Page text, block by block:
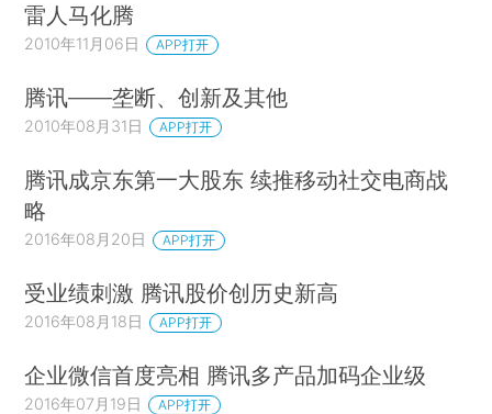
雷人马化腾
2010年11月06日 APP打开
腾讯——垄断、创新及其他
2010年08月31日 APP打开
腾讯成京东第一大股东 续推移动社交电商战
略
2016年08月20日 APP打开
受业绩刺激 腾讯股价创历史新高
2016年08月18日 APP打开
企业微信首度亮相 腾讯多产品加码企业级
2016年07月19日 APP打开